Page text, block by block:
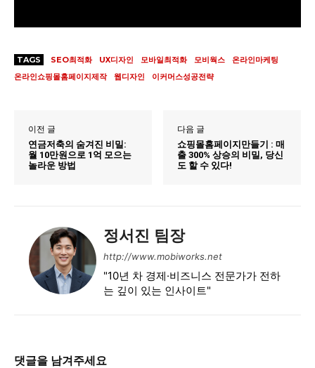
TAGS SEO최적화 UX디자인 모바일최적화 모비웍스
온라인마케팅
온라인쇼핑몰홈페이지제작
웹디자인 이커머스성공전략
이전 글
연금저축의 숨겨진 비밀:
월 10만원으로 1억 모으는
놀라운 방법
다음 글
쇼핑몰홈페이지만들기 : 매
출 300% 상승의 비밀, 당신
도 할 수 있다!
정서진 팀장
http://www.mobiworks.net
"10년 차 경제·비즈니스 전문가가 전하
는 깊이 있는 인사이트"
댓글을 남겨주세요